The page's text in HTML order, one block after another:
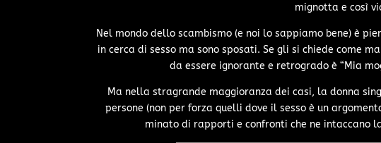
mignotta e così
Nel mondo dello scambismo (e noi lo sappiamo bene) è
in cerca di sesso ma sono sposati. Se gli si chiede come
da essere ignorante e retrogrado è “Mia
Ma nella stragrande maggioranza dei casi, la donna
persone (non per forza quelli dove il sesso è un
minato di rapporti e confronti che ne intaccano